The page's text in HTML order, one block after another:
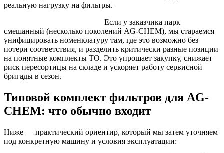
реальную нагрузку на фильтры.
Если у заказчика парк
смешанный (несколько поколений AG-CHEM), мы стараемся
унифицировать номенклатуру там, где это возможно без
потери соответствия, и разделить критически разные позиции
на понятные комплекты ТО. Это упрощает закупку, снижает
риск пересортицы на складе и ускоряет работу сервисной
бригады в сезон.
Типовой комплект фильтров для AG-
CHEM: что обычно входит
Ниже — практический ориентир, который мы затем уточняем
под конкретную машину и условия эксплуатации: